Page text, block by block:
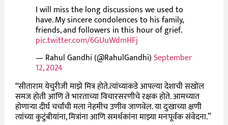
I will miss the long discussions we used to
have. My sincere condolences to his family,
friends, and followers in this hour of grief.
pic.twitter.com/6GUuWdmHFj
— Rahul Gandhi (@RahulGandhi)September
12, 2024
“सीताराम येचुरीजी माझे मित्र होते.त्यांच्याकडे आपल्या देशाची सखोल
समज होती आणि ते भारताच्या विचारसरणीचे रक्षक होते. आमच्यात
होणाऱ्या दीर्घ चर्चांची मला नेहमीच उणीव जाणवेल. या दुःखाच्या क्षणी
त्यांच्या कुटुंबीयांना, मित्रांना आणि समर्थकांना माझ्या मनःपूर्वक संवेदना.”